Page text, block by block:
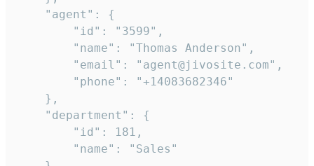
    "agent": {
        "id": "3599",
        "name": "Thomas Anderson",
        "email": "agent@jivosite.com",
        "phone": "+14083682346"
    },
    "department": {
        "id": 181,
        "name": "Sales"